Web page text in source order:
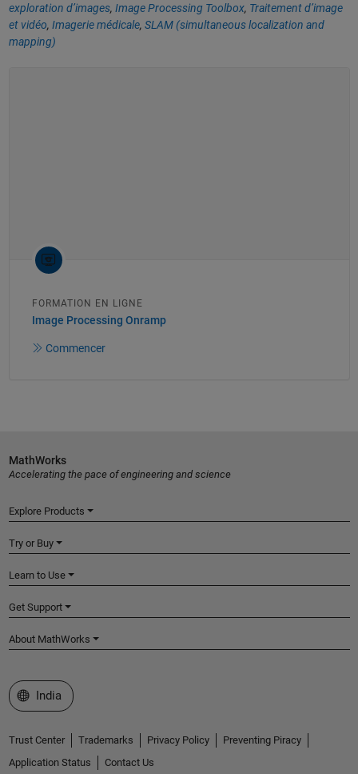
exploration d’images, Image Processing Toolbox, Traitement d’image
et vidéo, Imagerie médicale, SLAM (simultaneous localization and
mapping)
FORMATION EN LIGNE
Image Processing Onramp
Commencer
MathWorks
Accelerating the pace of engineering and science
Explore Products
Try or Buy
Learn to Use
Get Support
About MathWorks
Select a Web Site
India
Trust Center Trademarks Privacy Policy
Preventing Piracy
Application Status
Contact Us